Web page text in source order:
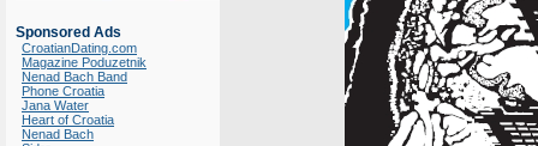
Sponsored Ads
CroatianDating.com
Magazine Poduzetnik
Nenad Bach Band
Phone Croatia
Jana Water
Heart of Croatia
Nenad Bach